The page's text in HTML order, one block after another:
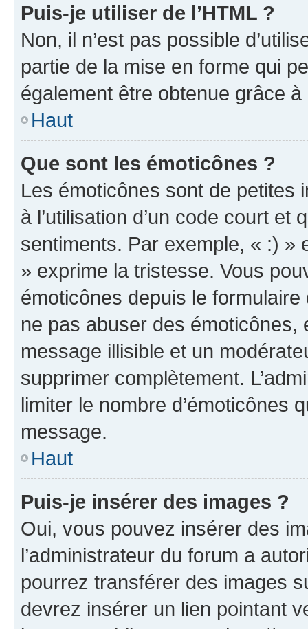
Puis-je utiliser de l’HTML ?
Non, il n’est pas possible
partie de la mise en forme qui
également être obtenue grâce à
Haut
Que sont les émoticônes ?
Les émoticônes sont de petites
à l’utilisation d’un code court et
sentiments. Par exemple, « :) »
» exprime la tristesse. Vous
émoticônes depuis le
ne pas abuser des
message illisible et un
supprimer complètement.
limiter le nombre d’émoticônes
message.
Haut
Puis-je insérer des images ?
Oui, vous pouvez insérer des
l’administrateur du forum a
pourrez transférer des images
devrez insérer un lien pointant